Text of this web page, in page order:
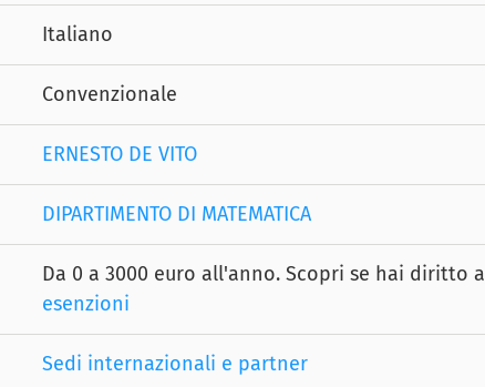
Italiano
Convenzionale
ERNESTO DE VITO
DIPARTIMENTO DI MATEMATICA
Da 0 a 3000 euro all'anno. Scopri se hai diritto a
esenzioni
Sedi internazionali e partner